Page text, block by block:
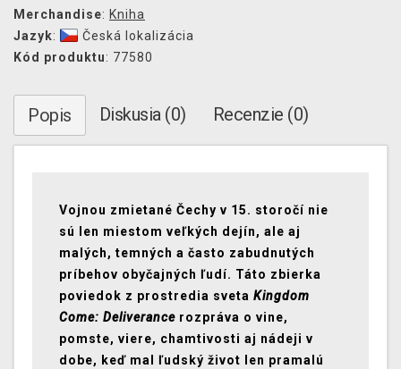
Merchandise: Kniha
Jazyk:
Česká lokalizácia
Kód produktu: 77580
Popis Diskusia (0) Recenzie (0)
Vojnou zmietané Čechy v 15. storočí nie
sú len miestom veľkých dejín, ale aj
malých, temných a často zabudnutých
príbehov obyčajných ľudí. Táto zbierka
poviedok z prostredia sveta Kingdom
Come: Deliverance rozpráva o vine,
pomste, viere, chamtivosti aj nádeji v
dobe, keď mal ľudský život len pramalú